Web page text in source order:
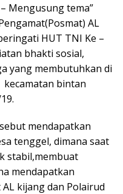
Mengusung tema”
AL
HUT TNI Ke –
bhakti sosial,
yang membutuhkan di
bintan
mendapatkan
tenggel, dimana saat
stabil,membuat
mendapatkan
kijang dan Polairud